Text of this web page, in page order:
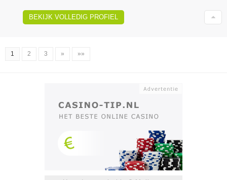
BEKIJK VOLLEDIG PROFIEL
1 2 3 » »»